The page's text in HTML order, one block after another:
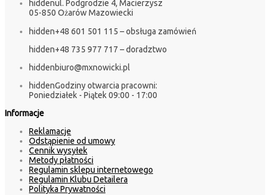
hiddenul. Podgrodzie 4, Macierzysz
05-850 Ożarów Mazowiecki
hidden+48 601 501 115 – obsługa zamówień
hidden+48 735 977 717 – doradztwo
hiddenbiuro@mxnowicki.pl
hiddenGodziny otwarcia pracowni:
Poniedziałek - Piątek 09:00 - 17:00
Informacje
Reklamacje
Odstąpienie od umowy
Cennik wysyłek
Metody płatności
Regulamin sklepu internetowego
Regulamin Klubu Detailera
Polityka Prywatności